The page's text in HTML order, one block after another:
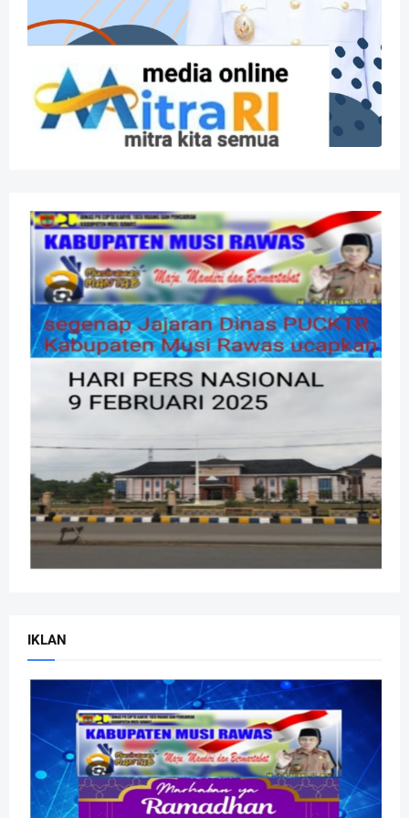
IKLAN